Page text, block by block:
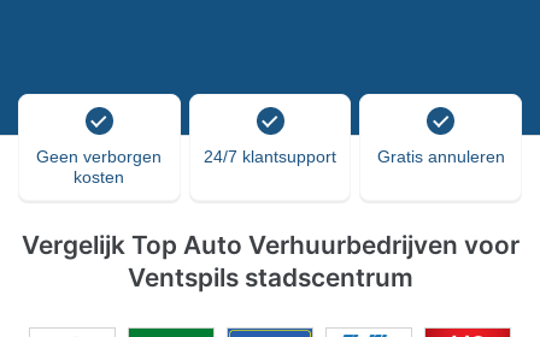
Geen verborgen
kosten
24/7 klantsupport Gratis annuleren
Vergelijk Top Auto Verhuurbedrijven voor
Ventspils stadscentrum